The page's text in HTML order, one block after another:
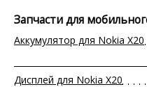
Запчасти для
Аккумулятор для Nokia X20
Дисплей для Nokia X20